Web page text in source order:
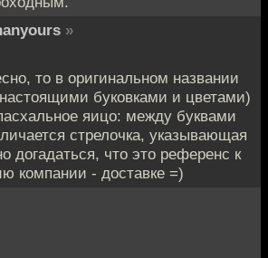
»
то в оригинальном названии
буковками и цветами)
яицо: между буквами
стрелочка, указывающая
догадаться, что это референс к
компании - доставке =)